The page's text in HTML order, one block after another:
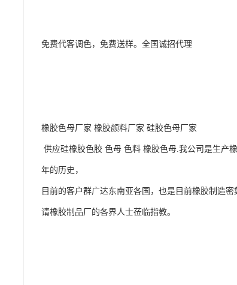
免费代客调色，免费送样。全国诚招代理
橡胶色母厂家 橡胶颜料厂家 硅胶色母厂家
供应硅橡胶色胶 色母 色料 橡胶色母.我公司是生产
年的历史，
目前的客户群广达东南亚各国，也是目前橡胶制造
请橡胶制品厂的各界人士莅临指教。